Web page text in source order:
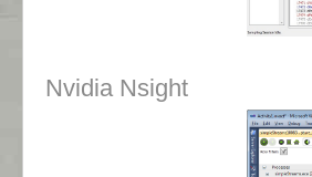
Nvidia Nsight